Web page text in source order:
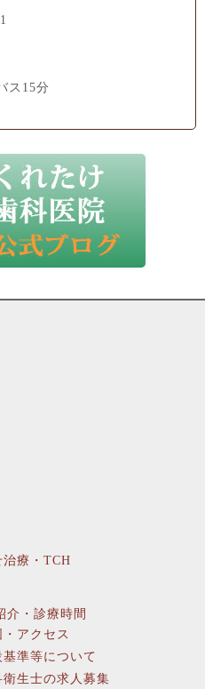
ス15分
療・TCH
介・診療時間
・アクセス
基準等について
衛生士の求人募集